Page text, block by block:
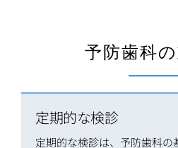
予防歯科
定期的な検診
定期的な検診は、予防歯科の